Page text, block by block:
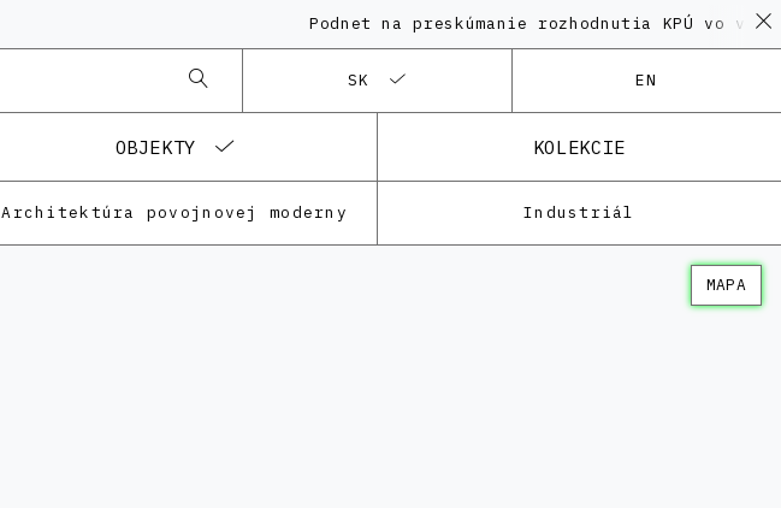
Podnet na preskúmanie rozhodnutia KPÚ vo veci
SK EN
OBJEKTY KOLEKCIE
Architektúra povojnovej moderny Industriál
MAPA